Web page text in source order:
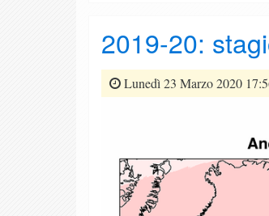
2019-20:
Lunedì 23 Marzo 2020